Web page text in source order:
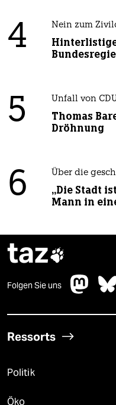
4 Nein zum
5 Unfall von
Thomas
Dröhnung
6 Über die
„Die Stadt
Mann in
taz
Folgen Sie uns
Ressorts
Politik
Öko